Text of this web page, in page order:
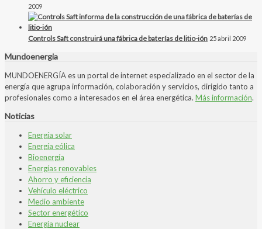
2009
Controls Saft construirá una fábrica de baterías de litio-ión 25 abril 2009
Mundoenergia
MUNDOENERGÍA es un portal de internet especializado en el sector de la
energía que agrupa información, colaboración y servicios, dirigido tanto a
profesionales como a interesados en el área energética. Más información.
Noticias
Energía solar
Energía eólica
Bioenergía
Energías renovables
Ahorro y eficiencia
Vehículo eléctrico
Medio ambiente
Sector energético
Energía nuclear